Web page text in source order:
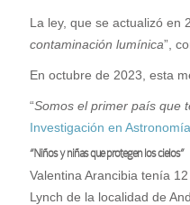
La ley, que se actualizó en
contaminación lumínica”,
En octubre de 2023, esta
“Somos el primer país que
Investigación en Astronomía
“Niños y niñas que protegen los cielos”
Valentina Arancibia tenía
Lynch de la localidad de